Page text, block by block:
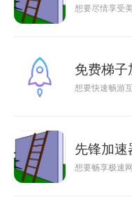
想要尽情享受
免费梯子
想要快速畅游
先锋加速
想要畅享极速